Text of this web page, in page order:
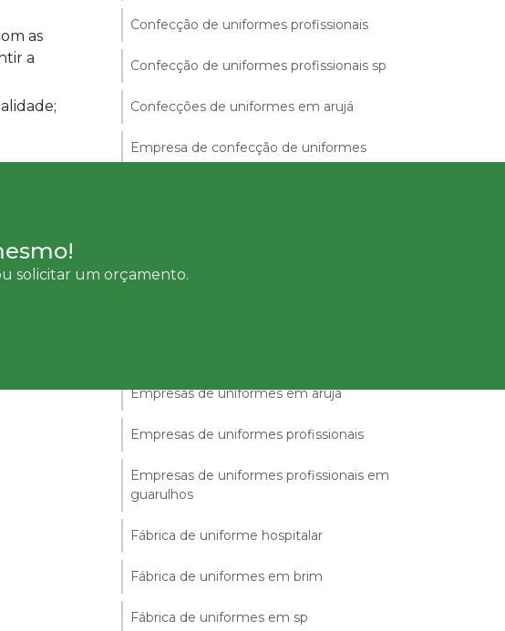
a
solicitar um orçamento.
Confecção de uniformes profissionais
Confecção de uniformes profissionais sp
Confecções de uniformes em arujá
Empresa de confecção de uniformes
Empresa de uniformes sociais
Empresas de uniformes em arujá
Empresas de uniformes profissionais
Empresas de uniformes profissionais em
guarulhos
Fábrica de uniforme hospitalar
Fábrica de uniformes em brim
Fábrica de uniformes em sp